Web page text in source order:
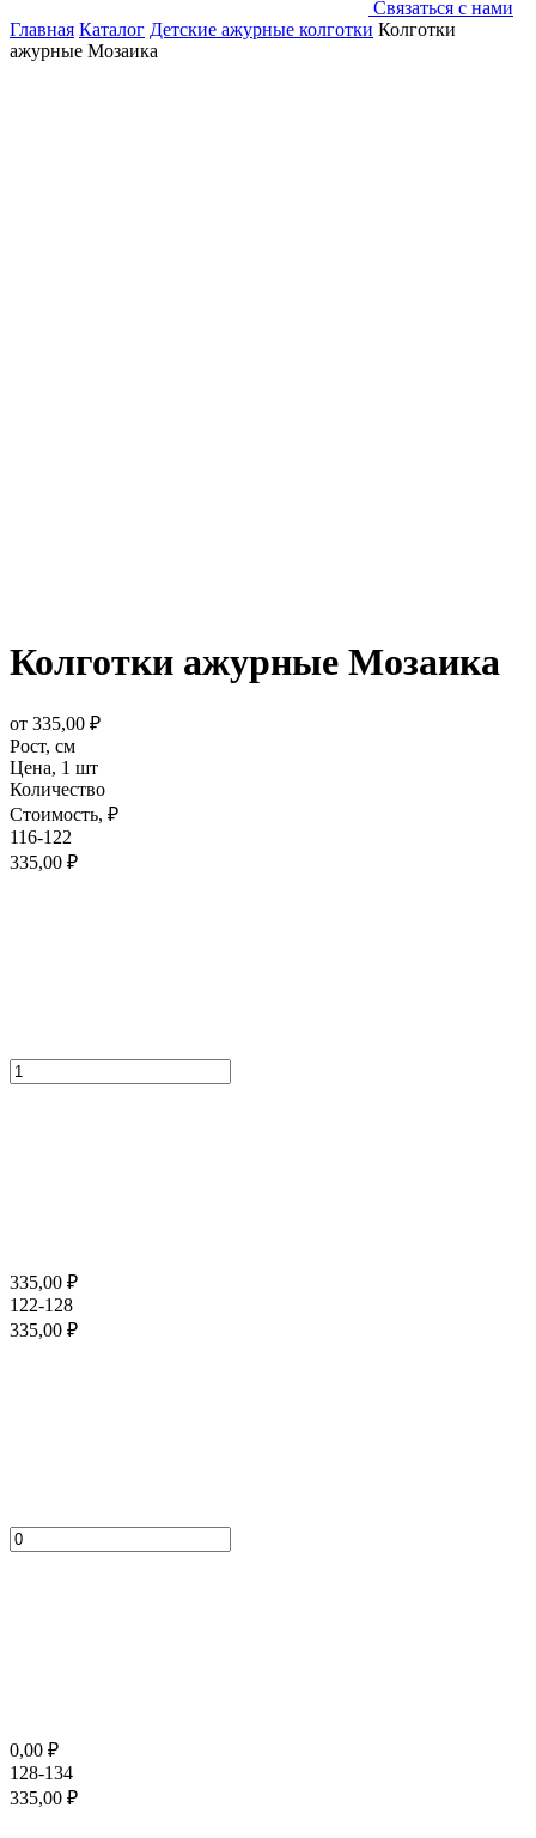
Связаться с нами
Главная Каталог Детские ажурные колготки Колготки
ажурные Мозаика
Колготки ажурные Мозаика
от 335,00 ₽
Рост, см
Цена, 1 шт
Количество
Стоимость, ₽
116-122
335,00 ₽
335,00 ₽
122-128
335,00 ₽
0,00 ₽
128-134
335,00 ₽